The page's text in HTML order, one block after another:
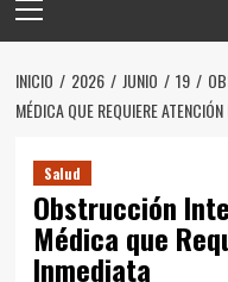
principal
INICIO 2026 JUNIO 19
MÉDICA QUE REQUIERE
Salud
Obstrucción
Médica que
Inmediata